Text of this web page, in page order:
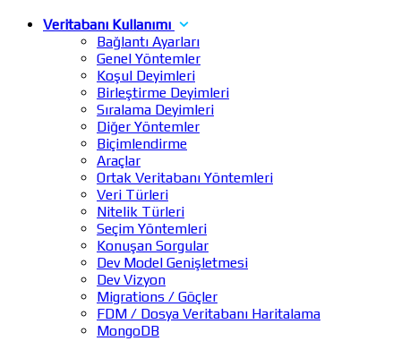
Veritabanı Kullanımı
Bağlantı Ayarları
Genel Yöntemler
Koşul Deyimleri
Birleştirme Deyimleri
Sıralama Deyimleri
Diğer Yöntemler
Biçimlendirme
Araçlar
Ortak Veritabanı Yöntemleri
Veri Türleri
Nitelik Türleri
Seçim Yöntemleri
Konuşan Sorgular
Dev Model Genişletmesi
Dev Vizyon
Migrations / Göçler
FDM / Dosya Veritabanı Haritalama
MongoDB